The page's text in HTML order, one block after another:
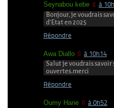
Seynabou kebe à
Bonjour, je voudrais
d’Etat en 2025
Répondre
Awa Diallo à 10h14
Salut je voudrais savoir
ouvertes.merci
Répondre
Oumy Hane à 0h52